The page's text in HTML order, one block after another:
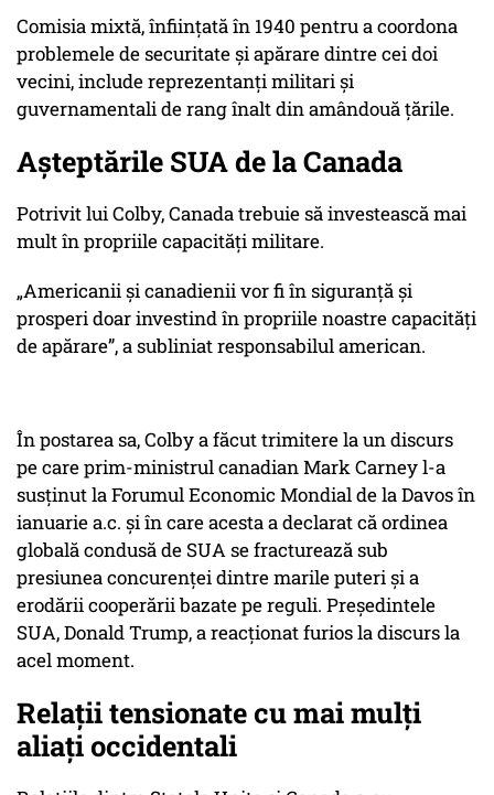
Comisia mixtă, înfiinţată în 1940 pentru a coordona
problemele de securitate şi apărare dintre cei doi
vecini, include reprezentanţi militari şi
guvernamentali de rang înalt din amândouă ţările.
Așteptările SUA de la Canada
Potrivit lui Colby, Canada trebuie să investească mai
mult în propriile capacităţi militare.
„Americanii şi canadienii vor fi în siguranţă şi
prosperi doar investind în propriile noastre capacităţi
de apărare”, a subliniat responsabilul american.
În postarea sa, Colby a făcut trimitere la un discurs
pe care prim-ministrul canadian Mark Carney l-a
susţinut la Forumul Economic Mondial de la Davos în
ianuarie a.c. şi în care acesta a declarat că ordinea
globală condusă de SUA se fracturează sub
presiunea concurenţei dintre marile puteri şi a
erodării cooperării bazate pe reguli. Preşedintele
SUA, Donald Trump, a reacţionat furios la discurs la
acel moment.
Relații tensionate cu mai mulți
aliați occidentali